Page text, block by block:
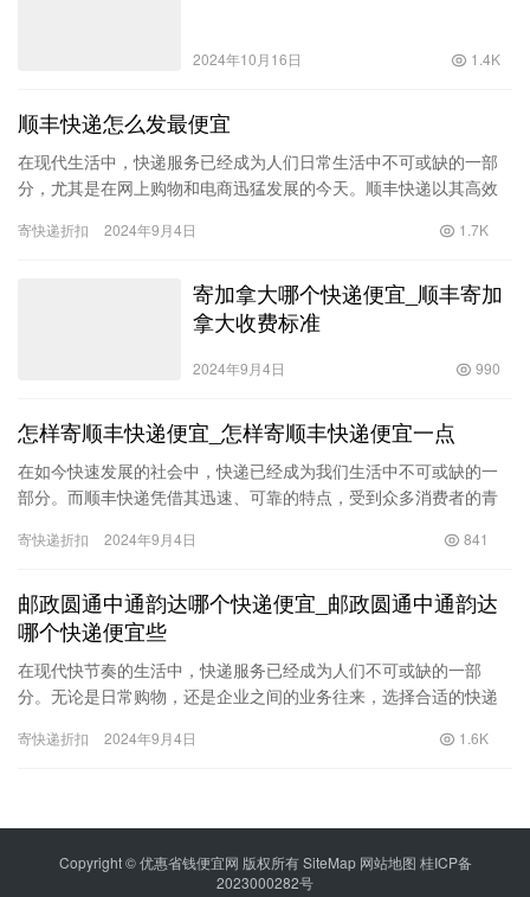
2024年10月16日 1.4K
顺丰快递怎么发最便宜
在现代生活中，快递服务已经成为人们日常生活中不可或缺的一部
分，尤其是在网上购物和电商迅猛发展的今天。顺丰快递以其高效
么，如…
寄快递折扣 2024年9月4日 1.7K
寄加拿大哪个快递便宜_顺丰寄加
拿大收费标准
2024年9月4日 990
怎样寄顺丰快递便宜_怎样寄顺丰快递便宜一点
在如今快速发展的社会中，快递已经成为我们生活中不可或缺的一
部分。而顺丰快递凭借其迅速、可靠的特点，受到众多消费者的青
需要频…
寄快递折扣 2024年9月4日 841
邮政圆通中通韵达哪个快递便宜_邮政圆通中通韵达
哪个快递便宜些
在现代快节奏的生活中，快递服务已经成为人们不可或缺的一部
分。无论是日常购物，还是企业之间的业务往来，选择合适的快递
是备受关…
寄快递折扣 2024年9月4日 1.6K
Copyright © 优惠省钱便宜网 版权所有SiteMap 网站地图 桂ICP备
2023000282号